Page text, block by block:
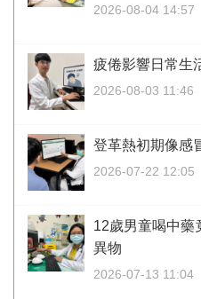
2026-08-04 14:57
疲倦影響日常
2026-08-03 11:46
登革熱初期像
2026-07-22 12:05
12歲男童喝中
異物
2026-07-13 11:04